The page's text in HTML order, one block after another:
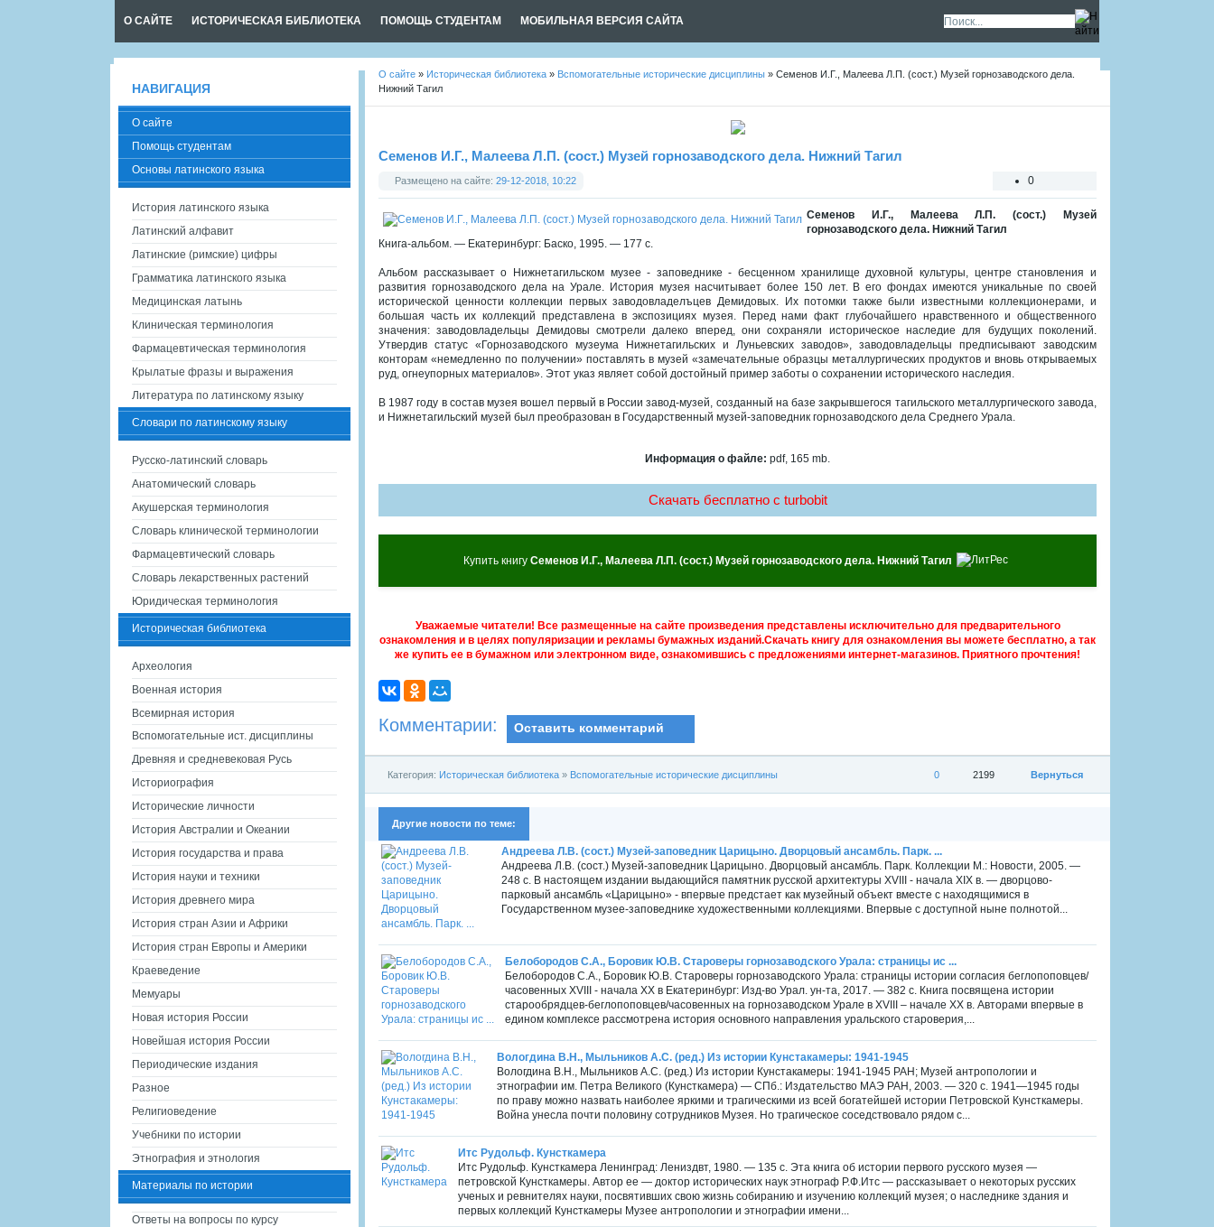
О САЙТЕ ИСТОРИЧЕСКАЯ БИБЛИОТЕКА ПОМОЩЬ СТУДЕНТАМ МОБИЛЬНАЯ ВЕРСИЯ САЙТА
О сайте » Историческая библиотека » Вспомогательные исторические дисциплины » Семенов И.Г., Малеева Л.П. (сост.) Музей горнозаводского дела.
Нижний Тагил
Семенов И.Г., Малеева Л.П. (сост.) Музей горнозаводского дела. Нижний Тагил
Размещено на сайте: 29-12-2018, 10:22 0
Семенов И.Г., Малеева Л.П. (сост.) Музей
горнозаводского дела. Нижний Тагил
Книга-альбом. — Екатеринбург: Баско, 1995. — 177 с.
Альбом рассказывает о Нижнетагильском музее - заповеднике - бесценном хранилище духовной культуры, центре становления и
развития горнозаводского дела на Урале. История музея насчитывает более 150 лет. В его фондах имеются уникальные по своей
исторической ценности коллекции первых заводовладелъцев Демидовых. Их потомки также были известными коллекционерами, и
большая часть их коллекций представлена в экспозициях музея. Перед нами факт глубочайшего нравственного и общественного
значения: заводовладельцы Демидовы смотрели далеко вперед, они сохраняли историческое наследие для будущих поколений.
Утвердив статус «Горнозаводского музеума Нижнетагильских и Луньевских заводов», заводовладельцы предписывают заводским
конторам «немедленно по получении» поставлять в музей «замечательные образцы металлургических продуктов и вновь открываемых
руд, огнеупорных материалов». Этот указ являет собой достойный пример заботы о сохранении исторического наследия.
В 1987 году в состав музея вошел первый в России завод-музей, созданный на базе закрывшегося тагильского металлургического завода,
и Нижнетагильский музей был преобразован в Государственный музей-заповедник горнозаводского дела Среднего Урала.
Информация о файле: pdf, 165 mb.
Скачать бесплатно c turbobit
Купить книгу Семенов И.Г., Малеева Л.П. (сост.) Музей горнозаводского дела. Нижний Тагил
Уважаемые читатели! Все размещенные на сайте произведения представлены исключительно для предварительного
ознакомления и в целях популяризации и рекламы бумажных изданий.Скачать книгу для ознакомления вы можете бесплатно, а так
же купить ее в бумажном или электронном виде, ознакомившись с предложениями интернет-магазинов. Приятного прочтения!
Комментарии: Оставить комментарий
Вернуться
2199
0
Категория: Историческая библиотека » Вспомогательные исторические дисциплины
Другие новости по теме:
Андреева Л.В. (сост.) Музей-заповедник Царицыно. Дворцовый ансамбль. Парк. ...
Андреева Л.В. (сост.) Музей-заповедник Царицыно. Дворцовый ансамбль. Парк. Коллекции М.: Новости, 2005. —
248 с. В настоящем издании выдающийся памятник русской архитектуры XVIII - начала XIX в. — дворцово-
парковый ансамбль «Царицыно» - впервые предстает как музейный объект вместе с находящимися в
Государственном музее-заповеднике художественными коллекциями. Впервые с доступной ныне полнотой...
Белобородов С.А., Боровик Ю.В. Староверы горнозаводского Урала: страницы ис ...
Белобородов С.А., Боровик Ю.В. Староверы горнозаводского Урала: страницы истории согласия беглопоповцев/
часовенных XVIII - начала XX в Екатеринбург: Изд-во Урал. ун-та, 2017. — 382 с. Книга посвящена истории
старообрядцев-беглопоповцев/часовенных на горнозаводском Урале в XVIII – начале XX в. Авторами впервые в
едином комплексе рассмотрена история основного направления уральского староверия,...
Вологдина В.Н., Мыльников А.С. (ред.) Из истории Кунстакамеры: 1941-1945
Вологдина В.Н., Мыльников А.С. (ред.) Из истории Кунстакамеры: 1941-1945 РАН; Музей антропологии и
этнографии им. Петра Великого (Кунсткамера) — СПб.: Издательство МАЭ РАН, 2003. — 320 c. 1941—1945 годы
по праву можно назвать наиболее яркими и трагическими из всей богатейшей истории Петровской Кунсткамеры.
Война унесла почти половину сотрудников Музея. Но трагическое соседствовало рядом с...
Итс Рудольф. Кунсткамера
Итс Рудольф. Кунсткамера Ленинград: Лениздвт, 1980. — 135 с. Эта книга об истории первого русского музея —
петровской Кунсткамеры. Автор ее — доктор исторических наук этнограф Р.Ф.Итс — рассказывает о некоторых русских
ученых и ревнителях науки, посвятивших свою жизнь собиранию и изучению коллекций музея; о наследнике здания и
первых коллекций Кунсткамеры Музее антропологии и этнографии имени...
НАВИГАЦИЯ
О сайте
Помощь студентам
Основы латинского языка
История латинского языка
Латинский алфавит
Латинские (римские) цифры
Грамматика латинского языка
Медицинская латынь
Клиническая терминология
Фармацевтическая терминология
Крылатые фразы и выражения
Литература по латинскому языку
Словари по латинскому языку
Русско-латинский словарь
Анатомический словарь
Акушерская терминология
Словарь клинической терминологии
Фармацевтический словарь
Словарь лекарственных растений
Юридическая терминология
Историческая библиотека
Археология
Военная история
Всемирная история
Вспомогательные ист. дисциплины
Древняя и средневековая Русь
Историография
Исторические личности
История Австралии и Океании
История государства и права
История науки и техники
История древнего мира
История стран Азии и Африки
История стран Европы и Америки
Краеведение
Мемуары
Новая история России
Новейшая история России
Периодические издания
Разное
Религиоведение
Учебники по истории
Этнография и этнология
Материалы по истории
Ответы на вопросы по курсу